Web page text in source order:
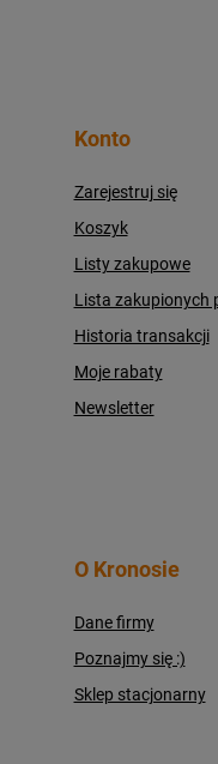
Konto
Zarejestruj się
Koszyk
Listy zakupowe
Lista zakupionych
Historia transakcji
Moje rabaty
Newsletter
O Kronosie
Dane firmy
Poznajmy się :)
Sklep stacjonarny